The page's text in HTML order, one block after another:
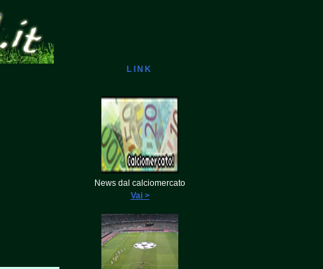
LINK
News dal calciomercato
Vai >